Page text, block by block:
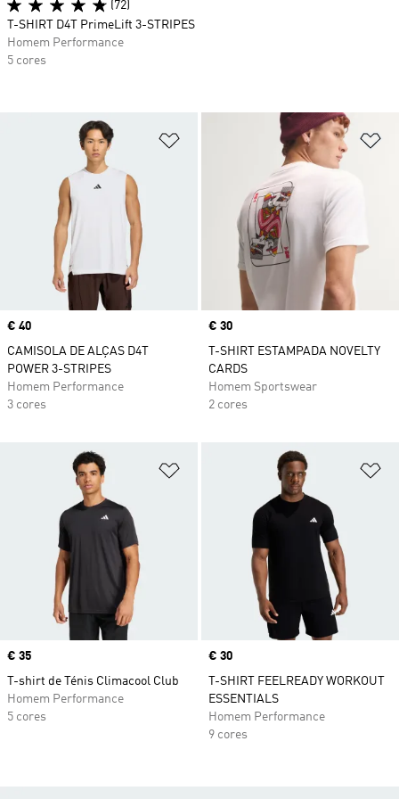
Adicionar à Lista de Desejos
Price
€ 40
CAMISOLA DE ALÇAS D4T
POWER 3-STRIPES
Homem Performance
3 cores
Price
€ 30
T-SHIRT ESTAMPADA NOVELTY
CARDS
Homem Sportswear
2 cores
Adicionar à Lista de Desejos
Price
€ 35
T-shirt de Ténis Climacool Club
Homem Performance
5 cores
Price
€ 30
T-SHIRT FEELREADY WORKOUT
ESSENTIALS
Homem Performance
9 cores
(72)
T-SHIRT D4T PrimeLift 3-STRIPES
Homem Performance
5 cores